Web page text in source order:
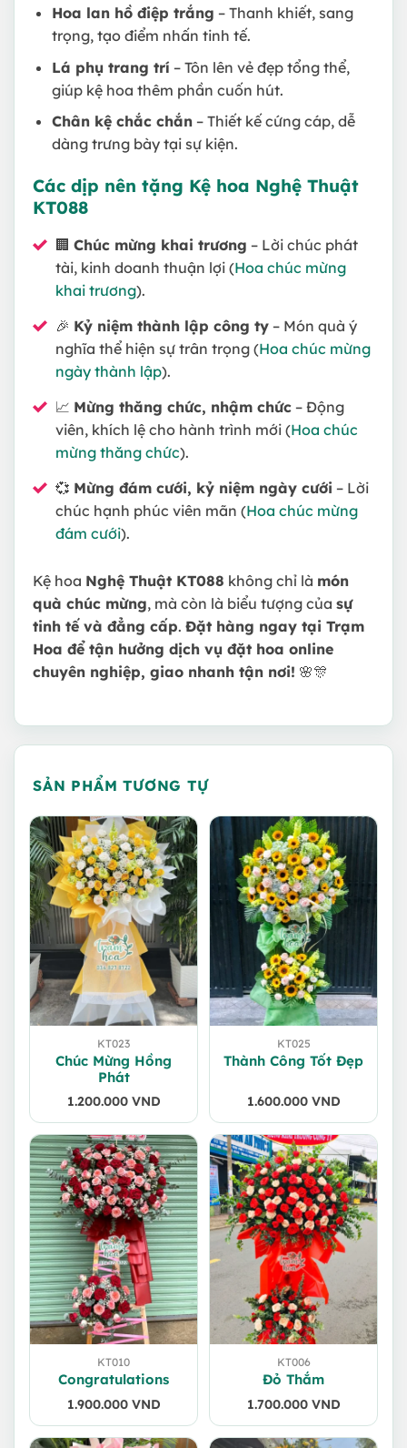
Hoa lan hồ điệp trắng – Thanh khiết, sang
trọng, tạo điểm nhấn tinh tế.
Lá phụ trang trí – Tôn lên vẻ đẹp tổng thể,
giúp kệ hoa thêm phần cuốn hút.
Chân kệ chắc chắn– Thiết kế cứng cáp, dễ
dàng trưng bày tại sự kiện.
Các dịp nên tặng Kệ hoa Nghệ Thuật
KT088
🏢 Chúc mừng khai trương – Lời chúc phát
tài, kinh doanh thuận lợi (Hoa chúc mừng
khai trương).
🎉 Kỷ niệm thành lập công ty – Món quà ý
nghĩa thể hiện sự trân trọng (Hoa chúc mừng
ngày thành lập).
📈 Mừng thăng chức, nhậm chức – Động
viên, khích lệ cho hành trình mới (Hoa chúc
mừng thăng chức).
💞 Mừng đám cưới, kỷ niệm ngày cưới – Lời
chúc hạnh phúc viên mãn (Hoa chúc mừng
đám cưới).
Kệ hoa Nghệ Thuật KT088 không chỉ là món
quà chúc mừng, mà còn là biểu tượng của sự
tinh tế và đẳng cấp. Đặt hàng ngay tại Trạm
Hoa để tận hưởng dịch vụ đặt hoa online
chuyên nghiệp, giao nhanh tận nơi! 🌸🎊
SẢN PHẨM TƯƠNG TỰ
KT023
Chúc Mừng Hồng
Phát
1.200.000 VND
KT025
Thành Công Tốt Đẹp
1.600.000 VND
KT010
Congratulations
1.900.000 VND
KT006
Đỏ Thắm
1.700.000 VND